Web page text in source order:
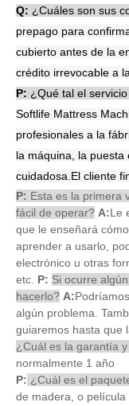
Q: ¿Cuáles son sus
prepago para
cubierto antes de la
crédito irrevocable a
P: ¿Qué tal el
Softlife Mattress
profesionales a la
la máquina, la
cuidadosa.El cliente
P: Esta es la primera
fácil de operar? A:Le
que le enseñará
aprender a usarlo,
electrónico u otras
etc. P: Si ocurre
hacerlo? A:
algún problema.
guiaremos hasta que
¿Cuál es la garantía
normalmente 1 año
P: ¿Cuál es el
de madera, o